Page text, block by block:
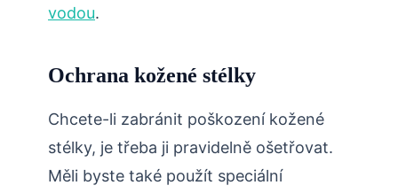
vodou.
Ochrana kožené stélky
Chcete-li zabránit poškození kožené
stélky, je třeba ji pravidelně ošetřovat.
Měli byste také použít speciální